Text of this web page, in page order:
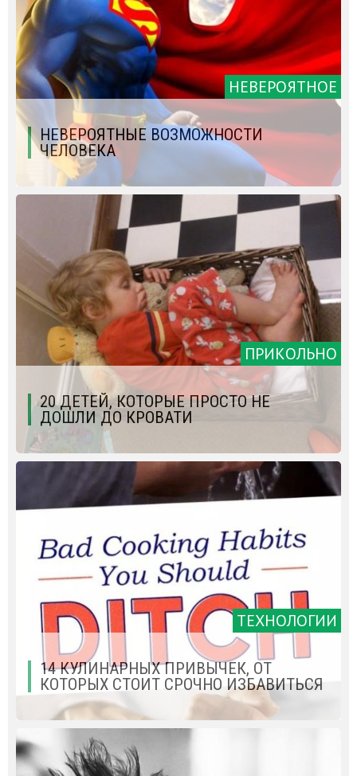
НЕВЕРОЯТНОЕ
НЕВЕРОЯТНЫЕ ВОЗМОЖНОСТИ
ЧЕЛОВЕКА
ПРИКОЛЬНО
20 ДЕТЕЙ, КОТОРЫЕ ПРОСТО НЕ
ДОШЛИ ДО КРОВАТИ
ТЕХНОЛОГИИ
14 КУЛИНАРНЫХ ПРИВЫЧЕК, ОТ
КОТОРЫХ СТОИТ СРОЧНО ИЗБАВИТЬСЯ